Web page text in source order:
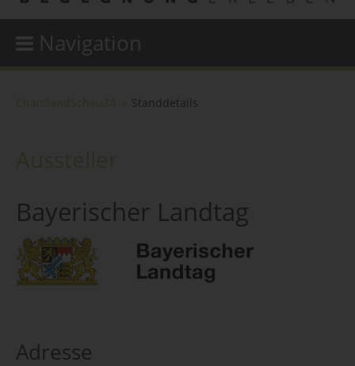
Navigation
Standdetails
Bayerischer Landtag
Adresse